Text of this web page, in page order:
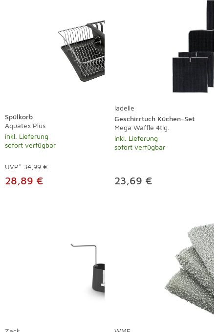
Spülkorb
Aquatex Plus
inkl. Lieferung
sofort verfügbar
UVP* 34,99 €
28,89 €
ladelle
Geschirrtuch Küchen-Set
Mega Waffle 4tlg.
inkl. Lieferung
sofort verfügbar
23,69 €